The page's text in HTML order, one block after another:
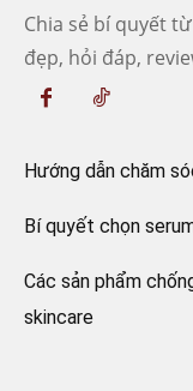
Chia sẻ bí quyết
đẹp, hỏi đáp,
Hướng dẫn chăm
Bí quyết chọn
Các sản phẩm
skincare